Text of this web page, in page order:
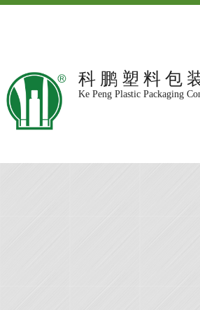
科 鹏 塑 料 包
Ke Peng Plastic Packaging